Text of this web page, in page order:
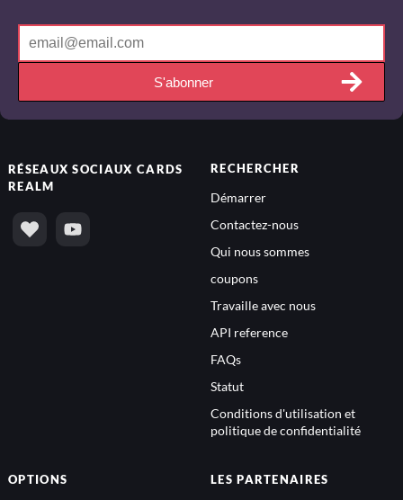
S'abonner
RÉSEAUX SOCIAUX CARDS
REALM
RECHERCHER
Démarrer
Contactez-nous
Qui nous sommes
coupons
Travaille avec nous
API reference
FAQs
Statut
Conditions d'utilisation et
politique de confidentialité
OPTIONS LES PARTENAIRES